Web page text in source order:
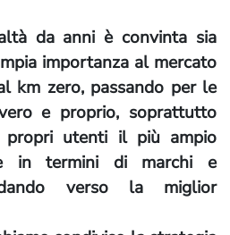
da anni è convinta sia
importanza al mercato
km zero, passando per le
e proprio, soprattutto
utenti il più ampio
in termini di marchi e
verso la miglior